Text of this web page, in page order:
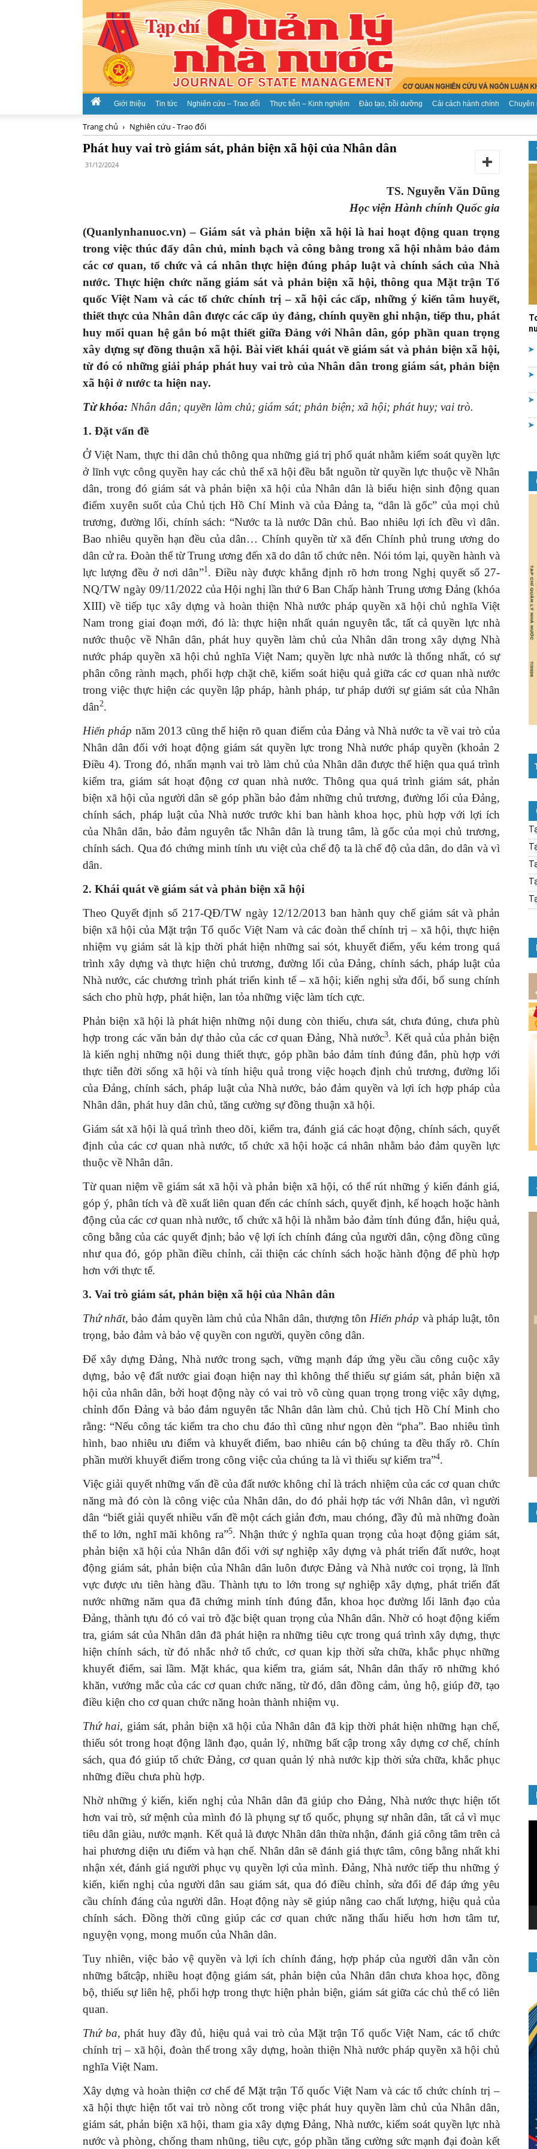
chí
Quản
lý
nước
Giới thiệu Tin tức Nghiên cứu – Trao đổi Thực tiễn – Kinh nghiệm Đào tạo, bồi dưỡng Cải cách hành chính Chuyên
Trang chủ Nghiên cứu - Trao đổi
Phát huy vai trò giám sát, phản biện xã hội của Nhân dân
31/12/2024
TS. Nguyễn Văn Dũng
Học viện Hành chính Quốc gia
(Quanlynhanuoc.vn) – Giám sát và phản biện xã hội là hai hoạt động quan trọng
trong việc thúc đẩy dân chủ, minh bạch và công bằng trong xã hội nhằm bảo đảm
các cơ quan, tổ chức và cá nhân thực hiện đúng pháp luật và chính sách của Nhà
nước. Thực hiện chức năng giám sát và phản biện xã hội, thông qua Mặt trận Tổ
quốc Việt Nam và các tổ chức chính trị – xã hội các cấp, những ý kiến tâm huyết,
thiết thực của Nhân dân được các cấp ủy đảng, chính quyền ghi nhận, tiếp thu, phát
huy mối quan hệ gắn bó mật thiết giữa Ðảng với Nhân dân, góp phần quan trọng
xây dựng sự đồng thuận xã hội. Bài viết khái quát về giám sát và phản biện xã hội,
từ đó có những giải pháp phát huy vai trò của Nhân dân trong giám sát, phản biện
xã hội ở nước ta hiện nay.
Từ khóa: Nhân dân; quyền làm chủ; giám sát; phản biện; xã hội; phát huy; vai trò.
1. Đặt vấn đề
Ở Việt Nam, thực thi dân chủ thông qua những giá trị phổ quát nhằm kiểm soát quyền lực
ở lĩnh vực công quyền hay các chủ thể xã hội đều bắt nguồn từ quyền lực thuộc về Nhân
dân, trong đó giám sát và phản biện xã hội của Nhân dân là biểu hiện sinh động quan
điểm xuyên suốt của Chủ tịch Hồ Chí Minh và của Ðảng ta, “dân là gốc” của mọi chủ
trương, đường lối, chính sách: “Nước ta là nước Dân chủ. Bao nhiêu lợi ích đều vì dân.
Bao nhiêu quyền hạn đều của dân… Chính quyền từ xã đến Chính phủ trung ương do
dân cử ra. Đoàn thể từ Trung ương đến xã do dân tổ chức nên. Nói tóm lại, quyền hành và
lực lượng đều ở nơi dân”1. Điều này được khẳng định rõ hơn trong Nghị quyết số 27-
NQ/TW ngày 09/11/2022 của Hội nghị lần thứ 6 Ban Chấp hành Trung ương Đảng (khóa
XIII) về tiếp tục xây dựng và hoàn thiện Nhà nước pháp quyền xã hội chủ nghĩa Việt
Nam trong giai đoạn mới, đó là: thực hiện nhất quán nguyên tắc, tất cả quyền lực nhà
nước thuộc về Nhân dân, phát huy quyền làm chủ của Nhân dân trong xây dựng Nhà
nước pháp quyền xã hội chủ nghĩa Việt Nam; quyền lực nhà nước là thống nhất, có sự
phân công rành mạch, phối hợp chặt chẽ, kiểm soát hiệu quả giữa các cơ quan nhà nước
trong việc thực hiện các quyền lập pháp, hành pháp, tư pháp dưới sự giám sát của Nhân
dân2.
Hiến pháp năm 2013 cũng thể hiện rõ quan điểm của Đảng và Nhà nước ta về vai trò của
Nhân dân đối với hoạt động giám sát quyền lực trong Nhà nước pháp quyền (khoản 2
Điều 4). Trong đó, nhấn mạnh vai trò làm chủ của Nhân dân được thể hiện qua quá trình
kiểm tra, giám sát hoạt động cơ quan nhà nước. Thông qua quá trình giám sát, phản
biện xã hội của người dân sẽ góp phần bảo đảm những chủ trương, đường lối của Đảng,
chính sách, pháp luật của Nhà nước trước khi ban hành khoa học, phù hợp với lợi ích
của Nhân dân, bảo đảm nguyên tắc Nhân dân là trung tâm, là gốc của mọi chủ trương,
chính sách. Qua đó chứng minh tính ưu việt của chế độ ta là chế độ của dân, do dân và vì
dân.
2. Khái quát về giám sát và phản biện xã hội
Theo Quyết định số 217-QÐ/TW ngày 12/12/2013 ban hành quy chế giám sát và phản
biện xã hội của Mặt trận Tổ quốc Việt Nam và các đoàn thể chính trị – xã hội, thực hiện
nhiệm vụ giám sát là kịp thời phát hiện những sai sót, khuyết điểm, yếu kém trong quá
trình xây dựng và thực hiện chủ trương, đường lối của Ðảng, chính sách, pháp luật của
Nhà nước, các chương trình phát triển kinh tế – xã hội; kiến nghị sửa đổi, bổ sung chính
sách cho phù hợp, phát hiện, lan tỏa những việc làm tích cực.
Phản biện xã hội là phát hiện những nội dung còn thiếu, chưa sát, chưa đúng, chưa phù
hợp trong các văn bản dự thảo của các cơ quan Ðảng, Nhà nước3. Kết quả của phản biện
là kiến nghị những nội dung thiết thực, góp phần bảo đảm tính đúng đắn, phù hợp với
thực tiễn đời sống xã hội và tính hiệu quả trong việc hoạch định chủ trương, đường lối
của Ðảng, chính sách, pháp luật của Nhà nước, bảo đảm quyền và lợi ích hợp pháp của
Nhân dân, phát huy dân chủ, tăng cường sự đồng thuận xã hội.
Giám sát xã hội là quá trình theo dõi, kiểm tra, đánh giá các hoạt động, chính sách, quyết
định của các cơ quan nhà nước, tổ chức xã hội hoặc cá nhân nhằm bảo đảm quyền lực
thuộc về Nhân dân.
Từ quan niệm về giám sát xã hội và phản biện xã hội, có thể rút những ý kiến đánh giá,
góp ý, phân tích và đề xuất liên quan đến các chính sách, quyết định, kế hoạch hoặc hành
động của các cơ quan nhà nước, tổ chức xã hội là nhằm bảo đảm tính đúng đắn, hiệu quả,
công bằng của các quyết định; bảo vệ lợi ích chính đáng của người dân, cộng đồng cũng
như qua đó, góp phần điều chỉnh, cải thiện các chính sách hoặc hành động để phù hợp
hơn với thực tế.
3. Vai trò giám sát, phản biện xã hội của Nhân dân
Thứ nhất, bảo đảm quyền làm chủ của Nhân dân, thượng tôn Hiến pháp và pháp luật, tôn
trọng, bảo đảm và bảo vệ quyền con người, quyền công dân.
Để xây dựng Đảng, Nhà nước trong sạch, vững mạnh đáp ứng yều cầu công cuộc xây
dựng, bảo vệ đất nước giai đoạn hiện nay thì không thể thiếu sự giám sát, phản biện xã
hội của nhân dân, bởi hoạt động này có vai trò vô cùng quan trọng trong việc xây dựng,
chỉnh đốn Đảng và bảo đảm nguyên tắc Nhân dân làm chủ. Chủ tịch Hồ Chí Minh cho
rằng: “Nếu công tác kiểm tra cho chu đáo thì cũng như ngọn đèn “pha”. Bao nhiêu tình
hình, bao nhiêu ưu điểm và khuyết điểm, bao nhiêu cán bộ chúng ta đều thấy rõ. Chín
phần mười khuyết điểm trong công việc của chúng ta là vì thiếu sự kiểm tra”4.
Việc giải quyết những vấn đề của đất nước không chỉ là trách nhiệm của các cơ quan chức
năng mà đó còn là công việc của Nhân dân, do đó phải hợp tác với Nhân dân, vì người
dân “biết giải quyết nhiều vấn đề một cách giản đơn, mau chóng, đầy đủ mà những đoàn
thể to lớn, nghĩ mãi không ra”5. Nhận thức ý nghĩa quan trọng của hoạt động giám sát,
phản biện xã hội của Nhân dân đối với sự nghiệp xây dựng và phát triển đất nước, hoạt
động giám sát, phản biện của Nhân dân luôn được Đảng và Nhà nước coi trọng, là lĩnh
vực được ưu tiên hàng đầu. Thành tựu to lớn trong sự nghiệp xây dựng, phát triển đất
nước những năm qua đã chứng minh tính đúng đắn, khoa học đường lối lãnh đạo của
Đảng, thành tựu đó có vai trò đặc biệt quan trọng của Nhân dân. Nhờ có hoạt động kiểm
tra, giám sát của Nhân dân đã phát hiện ra những tiêu cực trong quá trình xây dựng, thực
hiện chính sách, từ đó nhắc nhở tổ chức, cơ quan kịp thời sửa chữa, khắc phục những
khuyết điểm, sai lầm. Mặt khác, qua kiểm tra, giám sát, Nhân dân thấy rõ những khó
khăn, vướng mắc của các cơ quan chức năng, từ đó, dân đồng cảm, ủng hộ, giúp đỡ, tạo
điều kiện cho cơ quan chức năng hoàn thành nhiệm vụ.
Thứ hai, giám sát, phản biện xã hội của Nhân dân đã kịp thời phát hiện những hạn chế,
thiếu sót trong hoạt động lãnh đạo, quản lý, những bất cập trong xây dựng cơ chế, chính
sách, qua đó giúp tổ chức Đảng, cơ quan quản lý nhà nước kịp thời sửa chữa, khắc phục
những điều chưa phù hợp.
Nhờ những ý kiến, kiến nghị của Nhân dân đã giúp cho Đảng, Nhà nước thực hiện tốt
hơn vai trò, sứ mệnh của mình đó là phụng sự tổ quốc, phụng sự nhân dân, tất cả vì mục
tiêu dân giàu, nước mạnh. Kết quả là được Nhân dân thừa nhận, đánh giá công tâm trên cả
hai phương diện ưu điểm và hạn chế. Nhân dân sẽ đánh giá thực tâm, công bằng nhất khi
nhận xét, đánh giá người phục vụ quyền lợi của mình. Đảng, Nhà nước tiếp thu những ý
kiến, kiến nghị của người dân sau giám sát, qua đó điều chỉnh, sửa đổi để đáp ứng yêu
cầu chính đáng của người dân. Hoạt động này sẽ giúp nâng cao chất lượng, hiệu quả của
chính sách. Đồng thời cũng giúp các cơ quan chức năng thấu hiểu hơn hơn tâm tư,
nguyện vọng, mong muốn của Nhân dân.
Tuy nhiên, việc bảo vệ quyền và lợi ích chính đáng, hợp pháp của người dân vẫn còn
những bấtcập, nhiều hoạt động giám sát, phản biện của Nhân dân chưa khoa học, đồng
bộ, thiếu sự liên hệ, phối hợp trong thực hiện phản biện, giám sát giữa các chủ thể có liên
quan.
Thứ ba, phát huy đầy đủ, hiệu quả vai trò của Mặt trận Tổ quốc Việt Nam, các tổ chức
chính trị – xã hội, đoàn thể trong xây dựng, hoàn thiện Nhà nước pháp quyền xã hội chủ
nghĩa Việt Nam.
Xây dựng và hoàn thiện cơ chế để Mặt trận Tổ quốc Việt Nam và các tổ chức chính trị –
xã hội thực hiện tốt vai trò nòng cốt trong việc phát huy quyền làm chủ của Nhân dân,
giám sát, phản biện xã hội, tham gia xây dựng Ðảng, Nhà nước, kiểm soát quyền lực nhà
nước và phòng, chống tham nhũng, tiêu cực, góp phần tăng cường sức mạnh đại đoàn kết